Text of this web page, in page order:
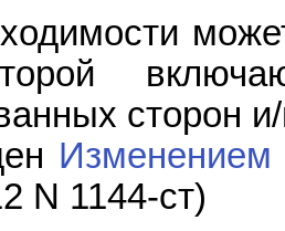
сторон
Изменением
N 1144-ст)